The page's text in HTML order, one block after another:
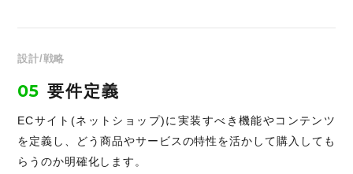
設計/戦略
05 要件定義
ECサイト(ネットショップ)に実装すべき機能やコンテンツ
を定義し、どう商品やサービスの特性を活かして購入しても
らうのか明確化します。